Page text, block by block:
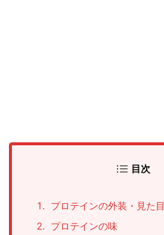
目次
プロテインの外装・見た目
プロテインの味